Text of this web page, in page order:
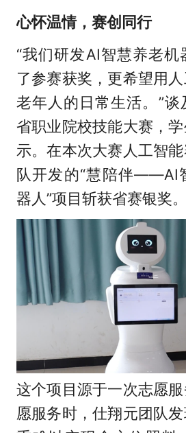
心怀温情，赛创同行
“我们研发AI智慧养老机
了参赛获奖，更希望用
老年人的日常生活。”
省职业院校技能大赛，
示。在本次大赛人工智
队开发的“慧陪伴——AI
器人”项目斩获省赛银奖。
这个项目源于一次志愿
愿服务时，仕翔元团队